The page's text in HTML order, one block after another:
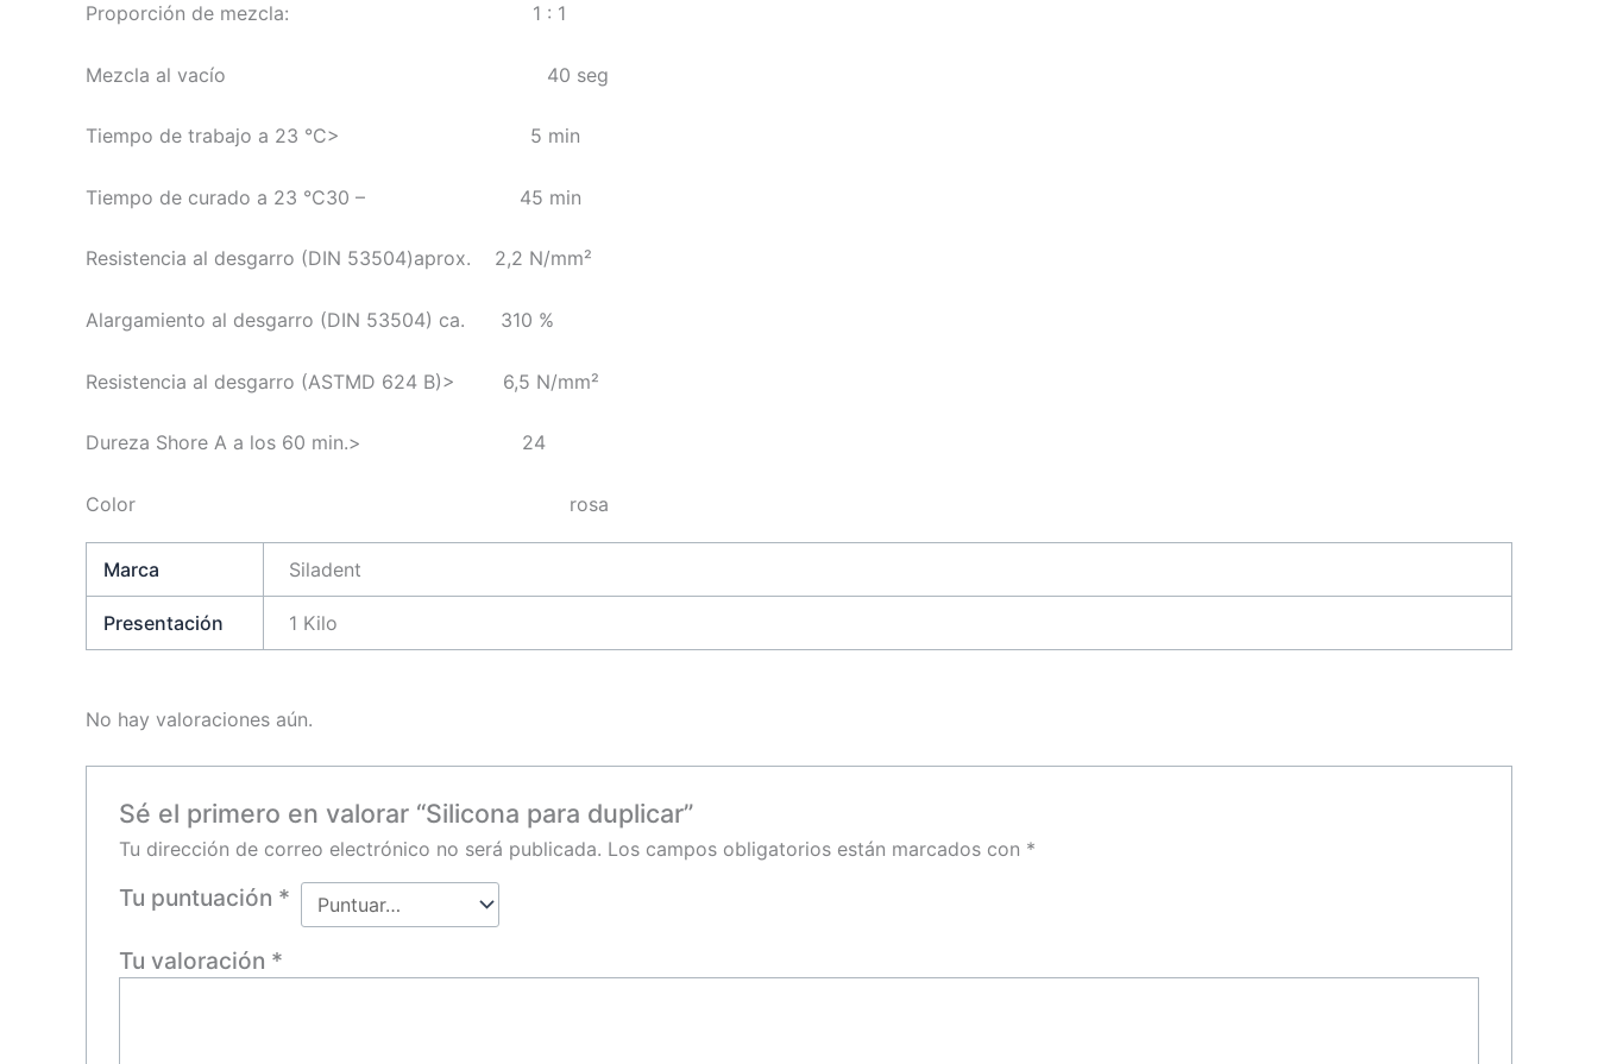
Proporción de mezcla: 1 : 1
Mezcla al vacío 40 seg
Tiempo de trabajo a 23 °C> 5 min
Tiempo de curado a 23 °C30 – 45 min
Resistencia al desgarro (DIN 53504)aprox. 2,2 N/mm²
Alargamiento al desgarro (DIN 53504) ca. 310 %
Resistencia al desgarro (ASTMD 624 B)> 6,5 N/mm²
Dureza Shore A a los 60 min.> 24
Color rosa
Marca Siladent
Presentación 1 Kilo
No hay valoraciones aún.
Sé el primero en valorar “Silicona para duplicar”
Tu dirección de correo electrónico no será publicada. Los campos obligatorios están marcados con *
Tu puntuación *
Tu valoración *